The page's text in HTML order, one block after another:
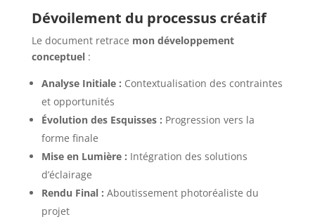
Dévoilement du processus créatif
Le document retrace mon développement
conceptuel:
Analyse Initiale : Contextualisation des contraintes
et opportunités
Évolution des Esquisses : Progression vers la
forme finale
Mise en Lumière : Intégration des solutions
d’éclairage
Rendu Final : Aboutissement photoréaliste du
projet